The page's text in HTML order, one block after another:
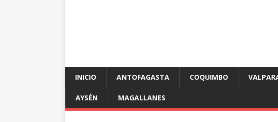
INICIO ANTOFAGASTA COQUIMBO
AYSÉN MAGALLANES